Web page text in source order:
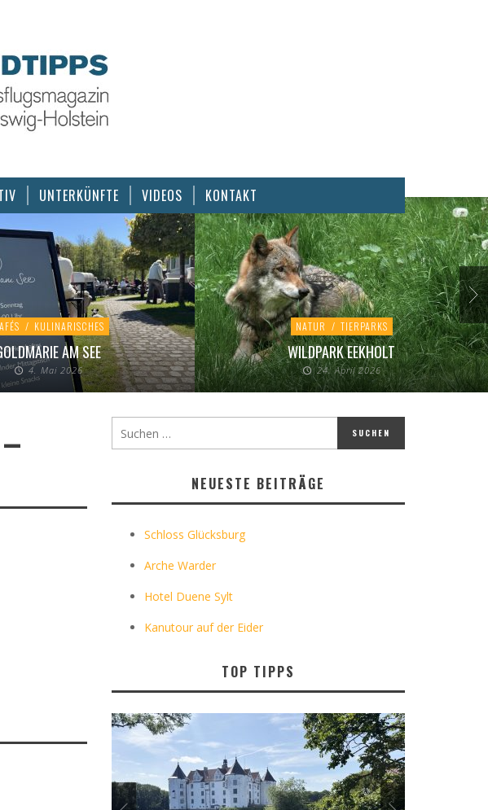
UNTERKÜNFTE VIDEOS KONTAKT
/ KULINARISCHES
AM SEE
4. Mai 2026
NATUR / TIERPARKS
WILDPARK EEKHOLT
24. April 2026
NEUESTE BEITRÄGE
Schloss Glücksburg
Arche Warder
Hotel Duene Sylt
Kanutour auf der Eider
TOP TIPPS